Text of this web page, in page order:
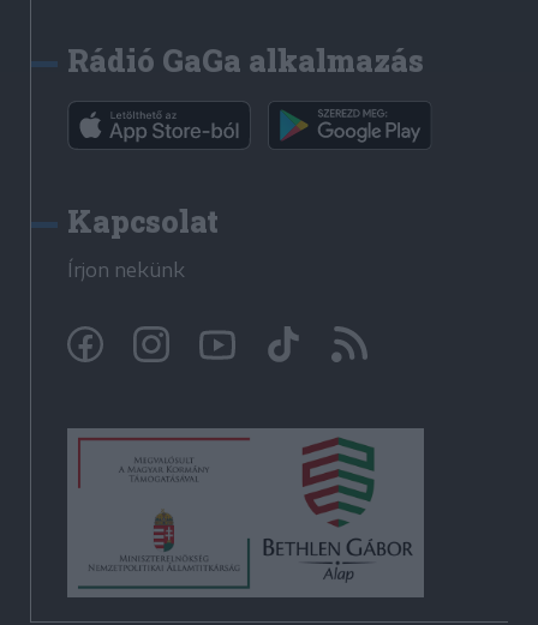
Rádió GaGa alkalmazás
Kapcsolat
Írjon nekünk